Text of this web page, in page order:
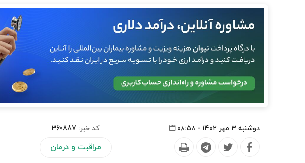
دوشنبه ۳ مهر ۱۴۰۲ - ۰۸:۵۸ کد خبر: 360887
مراقبت و درمان